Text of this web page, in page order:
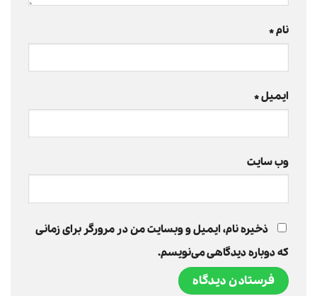
نام*
ایمیل*
وب‌ سایت
ذخیره نام، ایمیل و وبسایت من در مرورگر برای زمانی
که دوباره دیدگاهی می‌نویسم.